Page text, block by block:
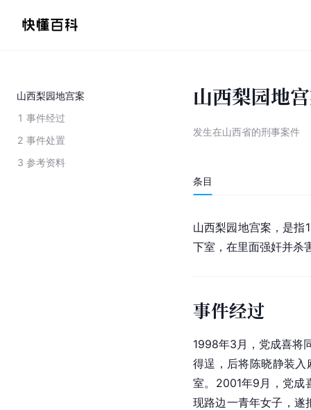
山西梨园地宫案
1 事件经过
2 事件处置
3 参考资料
山西梨园地
发生在山西省的刑事案件
条目
山西梨园地宫案，是指
下室，在里面强奸并杀
事件经过
1998年3月，党成喜将
得逞，后将陈晓静装入
室。2001年9月，党成
现路边一青年女子，遂